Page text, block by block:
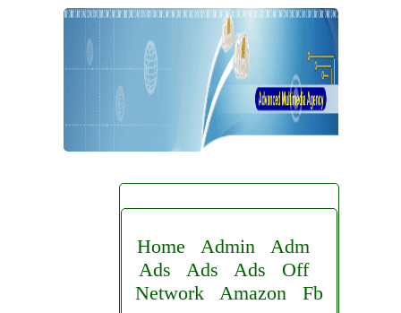
Home Admin
Adm
Ads
Ads Ads
Off
Network
Amazon Fb